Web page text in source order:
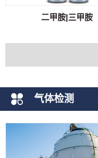
二甲胺|三甲胺
气体检测